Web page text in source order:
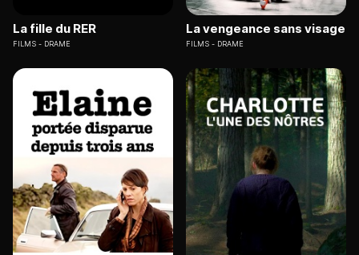
La fille du RER
FILMS DRAME
La vengeance sans visage
FILMS DRAME